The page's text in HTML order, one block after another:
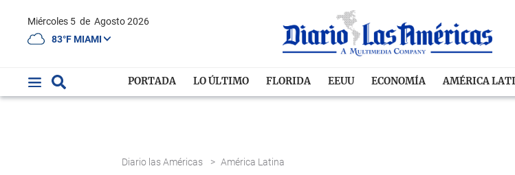
Miércoles 5 de Agosto 2026
83°F MIAMI
PORTADA LO ÚLTIMO FLORIDA EEUU ECONOMÍA AMÉRICA
Diario las Américas > América Latina